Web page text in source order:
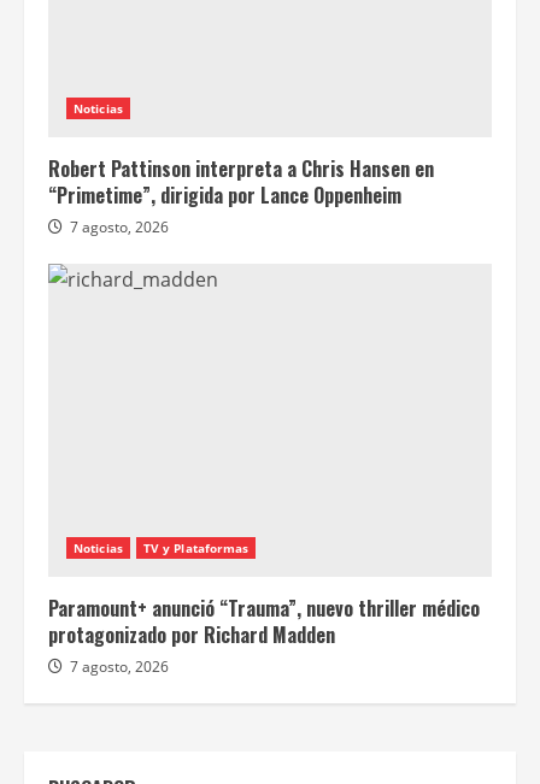
Noticias
Robert Pattinson interpreta a Chris Hansen en
“Primetime”, dirigida por Lance Oppenheim
7 agosto, 2026
Noticias TV y Plataformas
Paramount+ anunció “Trauma”, nuevo thriller médico
protagonizado por Richard Madden
7 agosto, 2026